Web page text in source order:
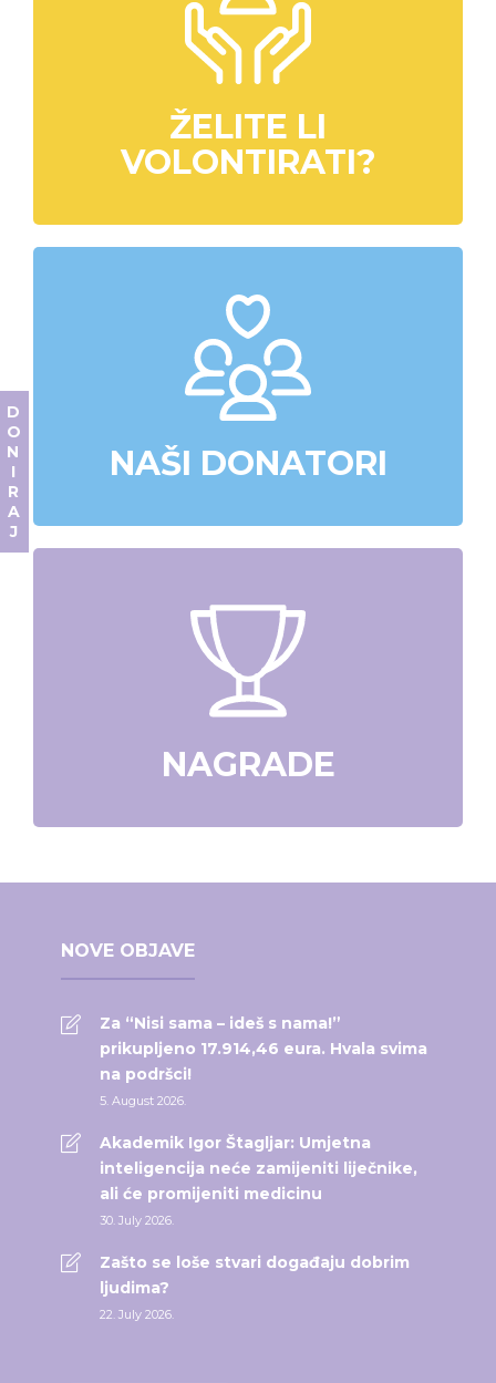
ŽELITE LI
VOLONTIRATI?
NAŠI DONATORI
NAGRADE
NOVE OBJAVE
Za “Nisi sama – ideš s nama!”
prikupljeno 17.914,46 eura. Hvala svima
na podršci!
5. August 2026.
Akademik Igor Štagljar: Umjetna
inteligencija neće zamijeniti liječnike,
ali će promijeniti medicinu
30. July 2026.
Zašto se loše stvari događaju dobrim
ljudima?
22. July 2026.
DONIRAJ